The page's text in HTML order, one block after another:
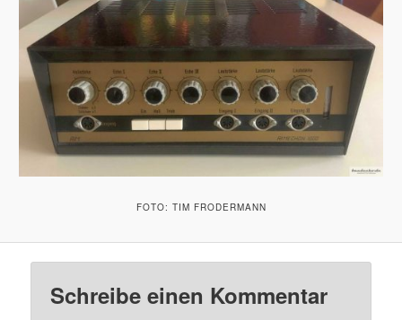
FOTO: TIM FRODERMANN
Schreibe einen Kommentar